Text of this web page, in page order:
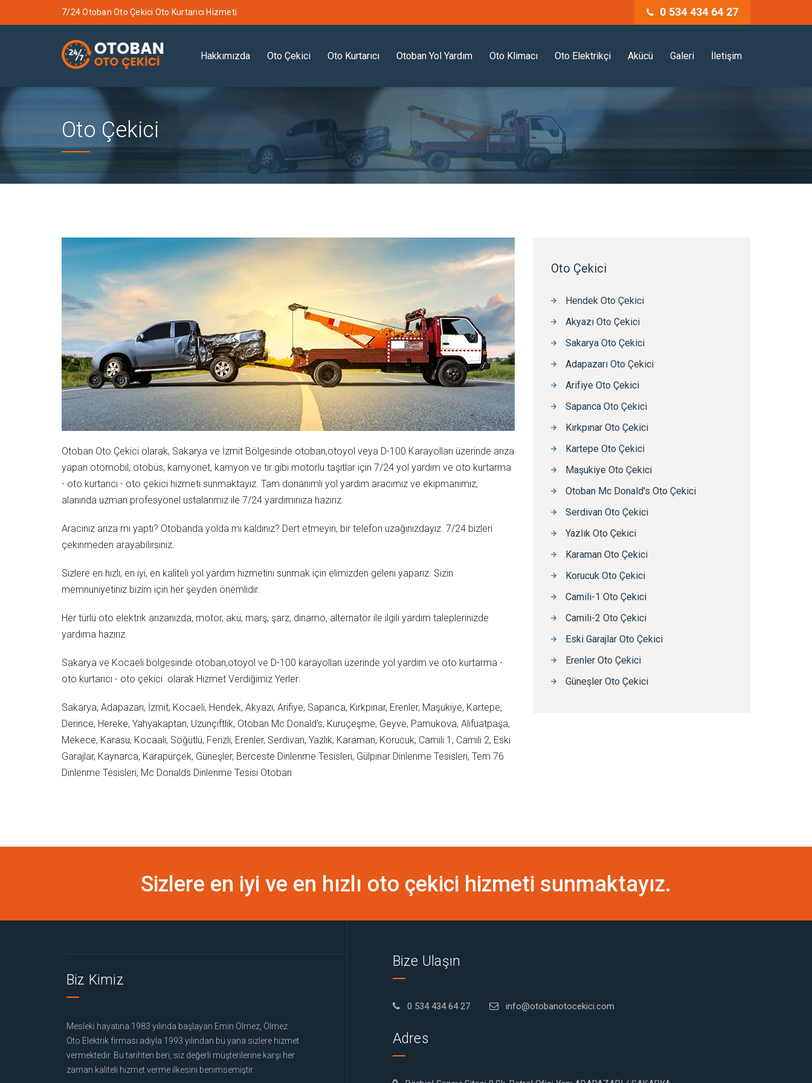
7/24 Otoban Oto Çekici Oto Kurtarıcı Hizmeti 0 534 434 64 27
Hakkımızda Oto Çekici Oto Kurtarıcı Otoban Yol Yardım Oto Klimacı Oto Elektrikçi Akücü Galeri İletişim
Oto Çekici
Otoban Oto Çekici olarak, Sakarya ve İzmit Bölgesinde otoban,otoyol veya D-100 Karayolları üzerinde arıza
yapan otomobil, otobüs, kamyonet, kamyon ve tır gibi motorlu taşıtlar için 7/24 yol yardım ve oto kurtarma
- oto kurtarıcı - oto çekici hizmeti sunmaktayız. Tam donanımlı yol yardım aracımız ve ekipmanımız,
alanında uzman profesyonel ustalarımız ile 7/24 yardımınıza hazırız.
Aracınız arıza mı yaptı? Otobanda yolda mı kaldınız? Dert etmeyin, bir telefon uzağınızdayız. 7/24 bizleri
çekinmeden arayabilirsiniz.
Sizlere en hızlı, en iyi, en kaliteli yol yardım hizmetini sunmak için elimizden geleni yaparız. Sizin
memnuniyetiniz bizim için her şeyden önemlidir.
Her türlü oto elektrik arızanızda, motor, akü, marş, şarz, dinamo, alternatör ile ilgili yardım taleplerinizde
yardıma hazırız.
Sakarya ve Kocaeli bölgesinde otoban,otoyol ve D-100 karayolları üzerinde yol yardım ve oto kurtarma -
oto kurtarıcı - oto çekici olarak Hizmet Verdiğimiz Yerler:
Sakarya, Adapazarı, İzmit, Kocaeli, Hendek, Akyazı, Arifiye, Sapanca, Kırkpınar, Erenler, Maşukiye, Kartepe,
Derince, Hereke, Yahyakaptan, Uzunçiftlik, Otoban Mc Donald's, Kuruçeşme, Geyve, Pamukova, Alifuatpaşa,
Mekece, Karasu, Kocaali, Söğütlü, Ferizli, Erenler, Serdivan, Yazlık, Karaman, Korucuk, Camili 1, Camili 2, Eski
Garajlar, Kaynarca, Karapürçek, Güneşler, Berceste Dinlenme Tesisleri, Gülpınar Dinlenme Tesisleri, Tem 76
Dinlenme Tesisleri, Mc Donalds Dinlenme Tesisi Otoban
Oto Çekici
Hendek Oto Çekici
Akyazı Oto Çekici
Sakarya Oto Çekici
Adapazarı Oto Çekici
Arifiye Oto Çekici
Sapanca Oto Çekici
Kırkpınar Oto Çekici
Kartepe Oto Çekici
Maşukiye Oto Çekici
Otoban Mc Donald's Oto Çekici
Serdivan Oto Çekici
Yazlık Oto Çekici
Karaman Oto Çekici
Korucuk Oto Çekici
Camili-1 Oto Çekici
Camili-2 Oto Çekici
Eski Garajlar Oto Çekici
Erenler Oto Çekici
Güneşler Oto Çekici
Sizlere en iyi ve en hızlı oto çekici hizmeti sunmaktayız.
Bize Ulaşın
0 534 434 64 27 info@otobanotocekici.com
Adres
Biz Kimiz
Mesleki hayatına 1983 yılında başlayan Emin Ölmez, Ölmez
Oto Elektrik firması adıyla 1993 yılından bu yana sizlere hizmet
vermektedir. Bu tarihten beri, siz değerli müşterilerine karşı her
zaman kaliteli hizmet verme ilkesini benimsemiştir.